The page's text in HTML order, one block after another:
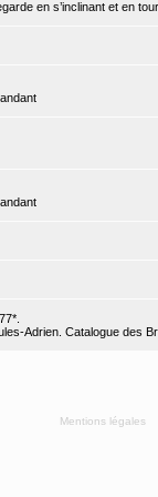
en s’inclinant et en
Adrien. Catalogue des
Mentions légales